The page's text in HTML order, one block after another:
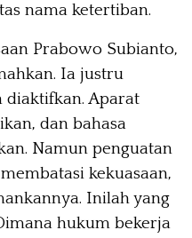
nama ketertiban.
Prabowo Subianto,
Ia justru
diaktifkan. Aparat
dan bahasa
Namun penguatan
kekuasaan,
Inilah yang
hukum bekerja